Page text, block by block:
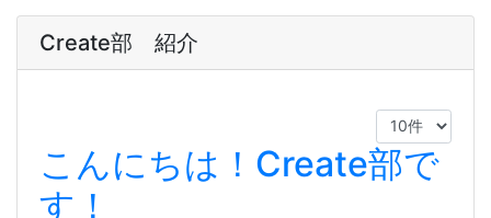
Create部 紹介
こんにちは！Create部で
す！